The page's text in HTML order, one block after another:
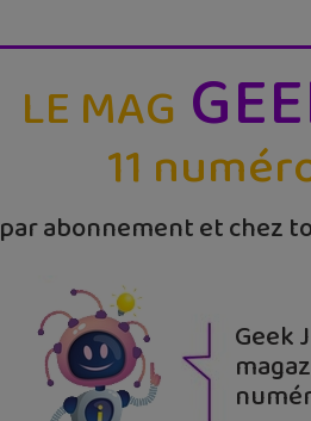
LE MAG
11
par abonnement et chez
Geek